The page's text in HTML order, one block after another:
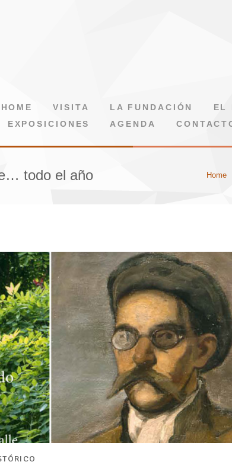
HOME VISITA LA FUNDACIÓN EL
EXPOSICIONES
AGENDA
todo el año Home